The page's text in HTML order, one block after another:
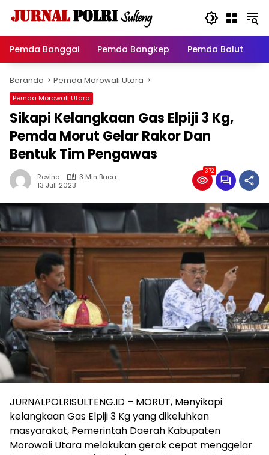
Pemda Banggai
Pemda Bangkep Pemda Balut
Beranda Pemda Morowali Utara
Pemda Morowali Utara
Sikapi Kelangkaan Gas Elpiji 3 Kg,
Pemda Morut Gelar Rakor Dan
Bentuk Tim Pengawas
Revino
3 Min Baca
13 Juli 2023
372
JURNALPOLRISULTENG.ID – MORUT, Menyikapi
kelangkaan Gas Elpiji 3 Kg yang dikeluhkan
masyarakat, Pemerintah Daerah Kabupaten
Morowali Utara melakukan gerak cepat menggelar